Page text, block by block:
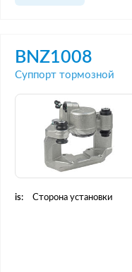
BNZ1008
Суппорт тормозной
is: Сторона установки